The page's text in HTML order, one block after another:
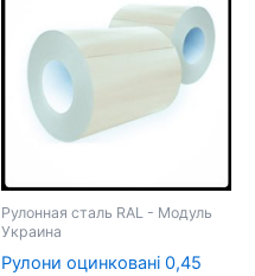
Рулонная сталь RAL - Модуль
Украина
Рулони оцинковані 0,45